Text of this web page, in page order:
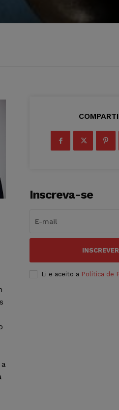
Inscreva-se
INSCREVER
Li e aceito a Política de